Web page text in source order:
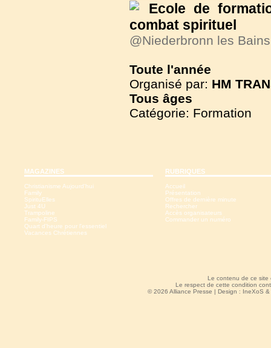
Ecole de
combat spirituel
@Niederbronn les
Toute l'année
Organisé par: HM
Tous âges
Catégorie: Formation
MAGAZINES
Christianisme Aujourd'hui
Family
SpirituElles
Just 4U
Trampoline
Family-FIPS
Quart d'heure pour l'essentiel
Vacances Chrétiennes
RUBRIQUES
Accueil
Présentation
Offres de dernière minute
Rechercher
Accès organisateurs
Commander un numéro
Le contenu de ce site
Le respect de cette condition
© 2026 Alliance Presse | Design : IneXoS &